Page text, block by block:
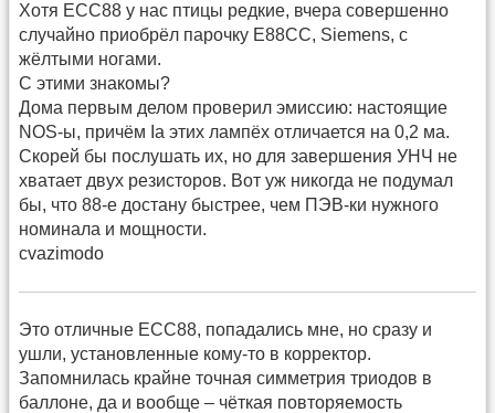
Хотя ЕСС88 у нас птицы редкие, вчера совершенно
случайно приобрёл парочку Е88СС, Siemens, с
жёлтыми ногами.
С этими знакомы?
Дома первым делом проверил эмиссию: настоящие
NOS-ы, причём Ia этих лампёх отличается на 0,2 ма.
Скорей бы послушать их, но для завершения УНЧ не
хватает двух резисторов. Вот уж никогда не подумал
бы, что 88-е достану быстрее, чем ПЭВ-ки нужного
номинала и мощности.
cvazimodo
Это отличные ЕСС88, попадались мне, но сразу и
ушли, установленные кому-то в корректор.
Запомнилась крайне точная симметрия триодов в
баллоне, да и вообще – чёткая повторяемость